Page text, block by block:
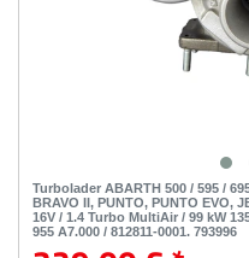
Turbolader ABARTH 500 / 595 /
BRAVO II, PUNTO, PUNTO EVO,
16V / 1.4 Turbo MultiAir / 99 kW
955 A7.000 / 812811-0001, 793996